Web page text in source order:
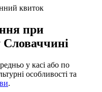
квиток
при
Словаччині
у касі або по
особливості та
.